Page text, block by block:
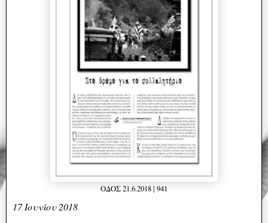
ΟΔΟΣ 21.6.2018 | 941
17 Ιουνίου 2018